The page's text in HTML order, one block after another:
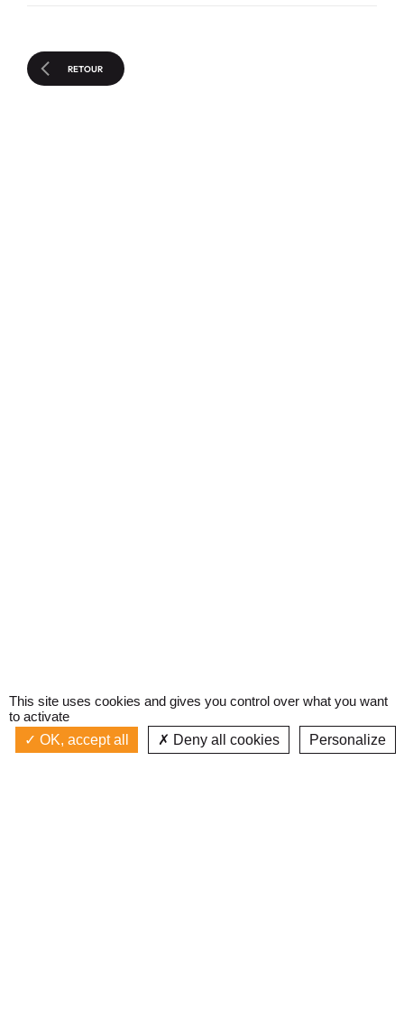
Émission à l'antenne
RETOUR
Actualités La radio
This site uses cookies and gives you control over what you want
to activate
OK, accept all
Deny all cookies
Personalize